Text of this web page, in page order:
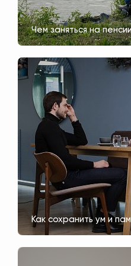
Чем заняться на
Как сохранить ум и